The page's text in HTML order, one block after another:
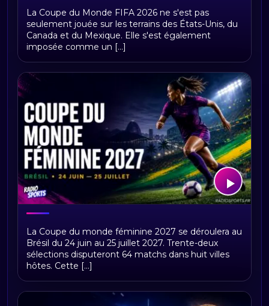
Coupe du Monde 2026 : un Mondial qui
bat aussi des records sur les réseaux
sociaux
La Coupe du Monde FIFA 2026 ne s'est pas
seulement jouée sur les terrains des États-Unis, du
Canada et du Mexique. Elle s'est également
imposée comme un [...]
Coupe du monde féminine 2027 :
calendrier et résultats
La Coupe du monde féminine 2027 se déroulera au
Brésil du 24 juin au 25 juillet 2027. Trente-deux
sélections disputeront 64 matchs dans huit villes
hôtes. Cette [...]